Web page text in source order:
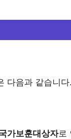
다음과 같습니다.
가보훈대상자로